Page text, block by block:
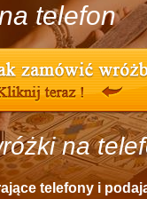
telefon
na
telefony i